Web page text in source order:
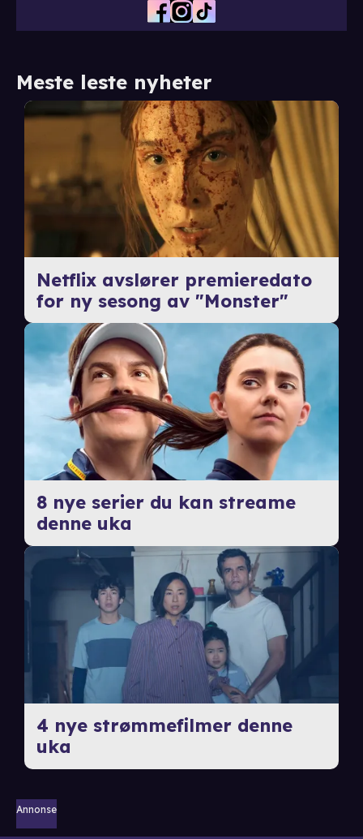
Meste leste nyheter
Netflix avslører premieredato
for ny sesong av "Monster"
8 nye serier du kan streame
denne uka
4 nye strømmefilmer denne
uka
Annonse